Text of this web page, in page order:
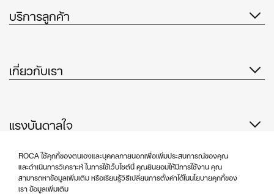
ROCA ใช้คุกกี้ของตนเองและบุคคลภายนอกเพื่อเพิ่มประสบการณ์ของคุณ
และดำเนินการวิเคราะห์ ในการใช้เว็บไซต์นี้ คุณยินยอมให้มีการใช้งาน คุณ
สามารถหาข้อมูลเพิ่มเติม หรือเรียนรู้วิธีเปลี่ยนการตั้งค่าได้ในนโยบายคุกกี้ของ
เรา ข้อมูลเพิ่มเติม
บริการลูกค้า
เกี่ยวกับเรา
แรงบันดาลใจ
ติดตามเรา